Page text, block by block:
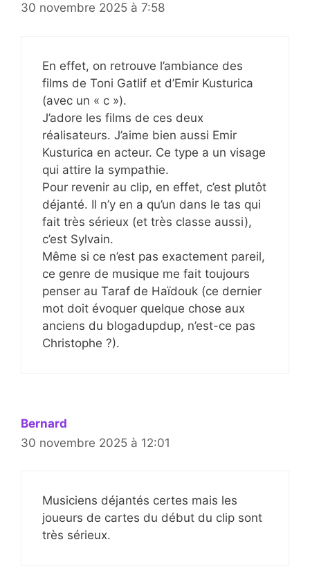
30 novembre 2025 à 7:58
En effet, on retrouve l’ambiance des
films de Toni Gatlif et d’Emir Kusturica
(avec un « c »).
J’adore les films de ces deux
réalisateurs. J’aime bien aussi Emir
Kusturica en acteur. Ce type a un visage
qui attire la sympathie.
Pour revenir au clip, en effet, c’est plutôt
déjanté. Il n’y en a qu’un dans le tas qui
fait très sérieux (et très classe aussi),
c’est Sylvain.
Même si ce n’est pas exactement pareil,
ce genre de musique me fait toujours
penser au Taraf de Haïdouk (ce dernier
mot doit évoquer quelque chose aux
anciens du blogadupdup, n’est-ce pas
Christophe ?).
Bernard
30 novembre 2025 à 12:01
Musiciens déjantés certes mais les
joueurs de cartes du début du clip sont
très sérieux.